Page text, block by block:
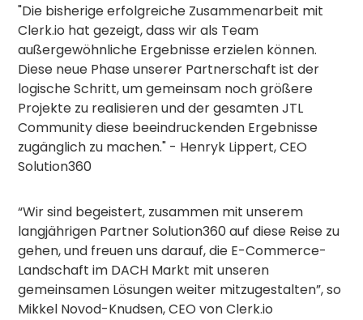
"Die bisherige erfolgreiche Zusammenarbeit mit
Clerk.io hat gezeigt, dass wir als Team
außergewöhnliche Ergebnisse erzielen können.
Diese neue Phase unserer Partnerschaft ist der
logische Schritt, um gemeinsam noch größere
Projekte zu realisieren und der gesamten JTL
Community diese beeindruckenden Ergebnisse
zugänglich zu machen." - Henryk Lippert, CEO
Solution360
“Wir sind begeistert, zusammen mit unserem
langjährigen Partner Solution360 auf diese Reise zu
gehen, und freuen uns darauf, die E-Commerce-
Landschaft im DACH Markt mit unseren
gemeinsamen Lösungen weiter mitzugestalten”, so
Mikkel Novod-Knudsen, CEO von Clerk.io